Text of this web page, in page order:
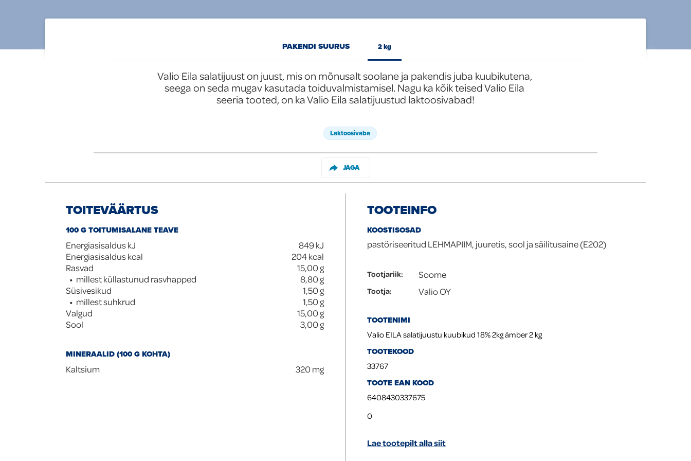
PAKENDI SUURUS 2 kg
Valio Eila salatijuust on juust, mis on mõnusalt soolane ja pakendis juba kuubikutena,
seega on seda mugav kasutada toiduvalmistamisel. Nagu ka kõik teised Valio Eila
seeria tooted, on ka Valio Eila salatijuustud laktoosivabad!
Laktoosivaba
JAGA
TOITEVÄÄRTUS
100 G TOITUMISALANE TEAVE
Energiasisaldus kJ
849kJ
Energiasisaldus kcal
204kcal
Rasvad
15,00g
millest küllastunud rasvhapped
8,80g
Süsivesikud
1,50g
millest suhkrud
1,50g
Valgud
15,00g
Sool
3,00g
MINERAALID (100 G KOHTA)
Kaltsium
320mg
TOOTEINFO
KOOSTISOSAD
pastöriseeritud LEHMAPIIM, juuretis, sool ja säilitusaine (E202)
Tootjariik: Soome
Tootja: Valio OY
TOOTENIMI
Valio EILA salatijuustu kuubikud 18% 2kg ämber 2 kg
TOOTEKOOD
33767
TOOTE EAN KOOD
6408430337675
0
Lae tootepilt alla siit